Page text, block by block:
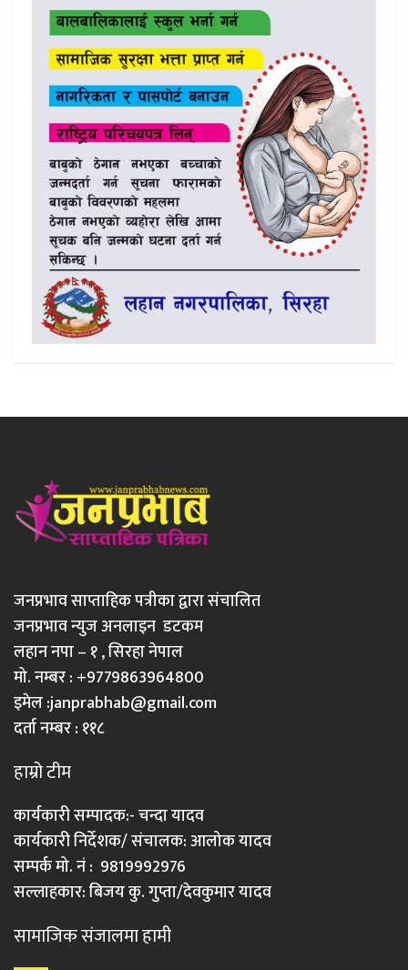
जनप्रभाव साप्ताहिक पत्रीका द्वारा संचालित
जनप्रभाव न्युज अनलाइन डटकम
लहान नपा – १ , सिरहा नेपाल
मो. नम्बर : +9779863964800
इमेल :janprabhab@gmail.com
दर्ता नम्बर : ११८
हाम्रो टीम
कार्यकारी सम्पादक:- चन्दा यादव
कार्यकारी निर्देशक/ संचालक: आलोक यादव
सम्पर्क मो. नं : 9819992976
सल्लाहकार: बिजय कु. गुप्ता/देवकुमार यादव
सामाजिक संजालमा हामी